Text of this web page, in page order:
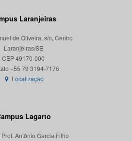
Laranjeiras
de Oliveira, s/n, Centro
Laranjeiras/SE
CEP 49170-000
Localização
Lagarto
Antônio Garcia Filho